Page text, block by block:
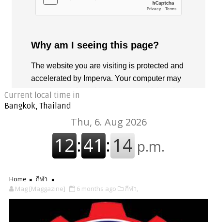
Current local time in
Bangkok, Thailand
Home
กีฬา
Mag [Maggazine]
6 months ago กีฬา,